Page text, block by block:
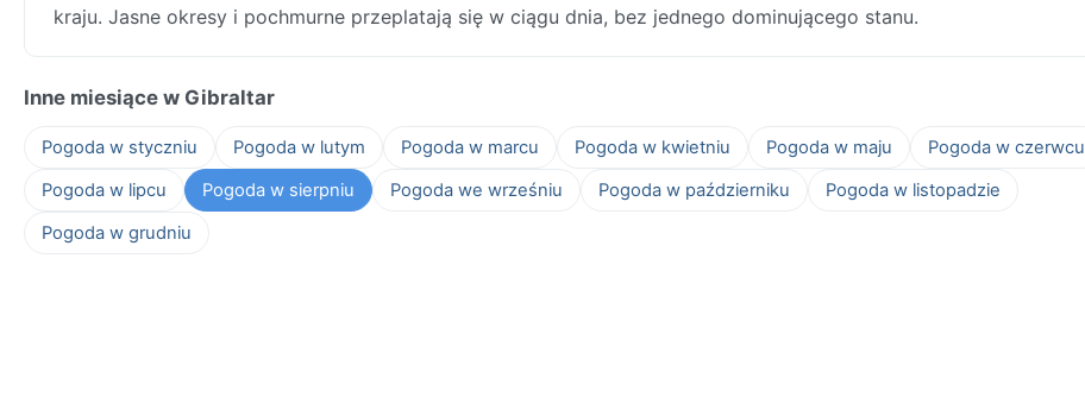
kraju. Jasne okresy i pochmurne przeplatają się w ciągu dnia, bez jednego dominującego stanu.
Inne miesiące w Gibraltar
Pogoda w styczniu Pogoda w lutym Pogoda w marcu Pogoda w kwietniu Pogoda w maju
Pogoda w czerwcu
Pogoda w lipcu
Pogoda w sierpniu Pogoda we wrześniu Pogoda w październiku
Pogoda w listopadzie
Pogoda w grudniu